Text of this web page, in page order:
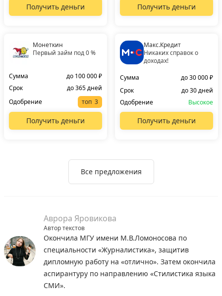
Получить деньги Получить деньги
Монеткин
Первый займ под 0 %
Сумма
до 100 000 ₽
Срок
до 365 дней
Одобрение
топ
Получить деньги
Макс.Кредит
Никаких справок о
доходах!
Сумма
до 30 000 ₽
Срок
до 30 дней
Одобрение
Высокое
Получить деньги
Все предложения
Аврора Яровикова
Автор текстов
Окончила МГУ имени М.В.Ломоносова по
специальности «Журналистика», защитив
дипломную работу на «отлично». Затем окончила
аспирантуру по направлению «Стилистика языка
СМИ».